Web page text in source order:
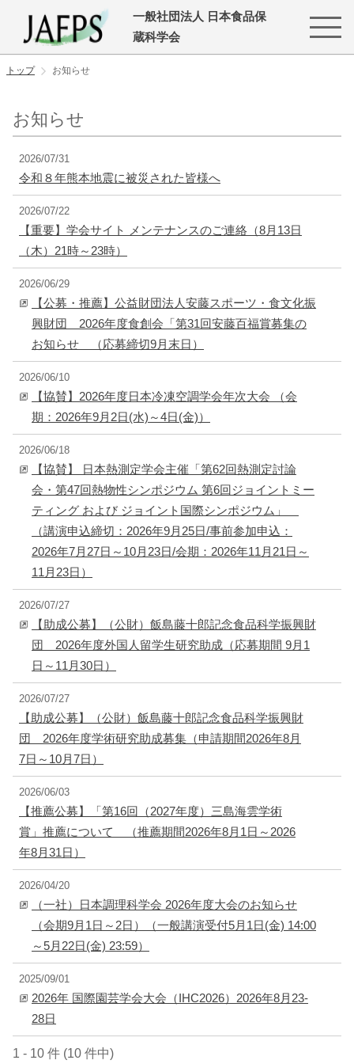
一般社団法人 日本食品保
蔵科学会
トップ お知らせ
お知らせ
2026/07/31
令和８年熊本地震に被災された皆様へ
2026/07/22
【重要】学会サイト メンテナンスのご連絡（8月13日
（木）21時～23時）
2026/06/29
【公募・推薦】公益財団法人安藤スポーツ・食文化振
興財団 2026年度食創会「第31回安藤百福賞募集の
お知らせ （応募締切9月末日）
2026/06/10
【協賛】2026年度日本冷凍空調学会年次大会 （会
期：2026年9月2日(水)～4日(金)）
2026/06/18
【協賛】 日本熱測定学会主催「第62回熱測定討論
会・第47回熱物性シンポジウム 第6回ジョイントミー
ティング および ジョイント国際シンポジウム」
（講演申込締切：2026年9月25日/事前参加申込：
2026年7月27日～10月23日/会期：2026年11月21日～
11月23日）
2026/07/27
【助成公募】（公財）飯島藤十郎記念食品科学振興財
団 2026年度外国人留学生研究助成（応募期間 9月1
日～11月30日）
2026/07/27
【助成公募】（公財）飯島藤十郎記念食品科学振興財
団 2026年度学術研究助成募集（申請期間2026年8月
7日～10月7日）
2026/06/03
【推薦公募】「第16回（2027年度）三島海雲学術
賞」推薦について （推薦期間2026年8月1日～2026
年8月31日）
2026/04/20
（一社）日本調理科学会 2026年度大会のお知らせ
（会期9月1日～2日）（一般講演受付5月1日(金) 14:00
～5月22日(金) 23:59）
2025/09/01
2026年 国際園芸学会大会（IHC2026）2026年8月23-
28日
1 - 10 件 (10 件中)